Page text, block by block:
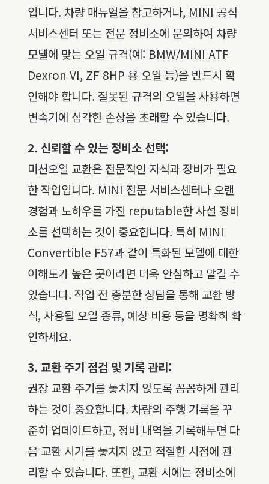
입니다. 차량 매뉴얼을 참고하거나, MINI 공식
서비스센터 또는 전문 정비소에 문의하여 차량
모델에 맞는 오일 규격(예: BMW/MINI ATF
Dexron VI, ZF 8HP 용 오일 등)을 반드시 확
인해야 합니다. 잘못된 규격의 오일을 사용하면
변속기에 심각한 손상을 초래할 수 있습니다.
2. 신뢰할 수 있는 정비소 선택:
미션오일 교환은 전문적인 지식과 장비가 필요
한 작업입니다. MINI 전문 서비스센터나 오랜
경험과 노하우를 가진 reputable한 사설 정비
소를 선택하는 것이 중요합니다. 특히 MINI
Convertible F57과 같이 특화된 모델에 대한
이해도가 높은 곳이라면 더욱 안심하고 맡길 수
있습니다. 작업 전 충분한 상담을 통해 교환 방
식, 사용될 오일 종류, 예상 비용 등을 명확히 확
인하세요.
3. 교환 주기 점검 및 기록 관리:
권장 교환 주기를 놓치지 않도록 꼼꼼하게 관리
하는 것이 중요합니다. 차량의 주행 기록을 꾸
준히 업데이트하고, 정비 내역을 기록해두면 다
음 교환 시기를 놓치지 않고 적절한 시점에 관
리할 수 있습니다. 또한, 교환 시에는 정비소에